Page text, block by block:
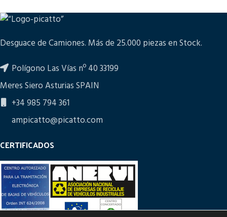
Desguace de Camiones. Más de 25.000 piezas en Stock.
Polígono Las Vías nº 40 33199
Meres Siero Asturias SPAIN
+34 985 794 361
ampicatto@picatto.com
CERTIFICADOS